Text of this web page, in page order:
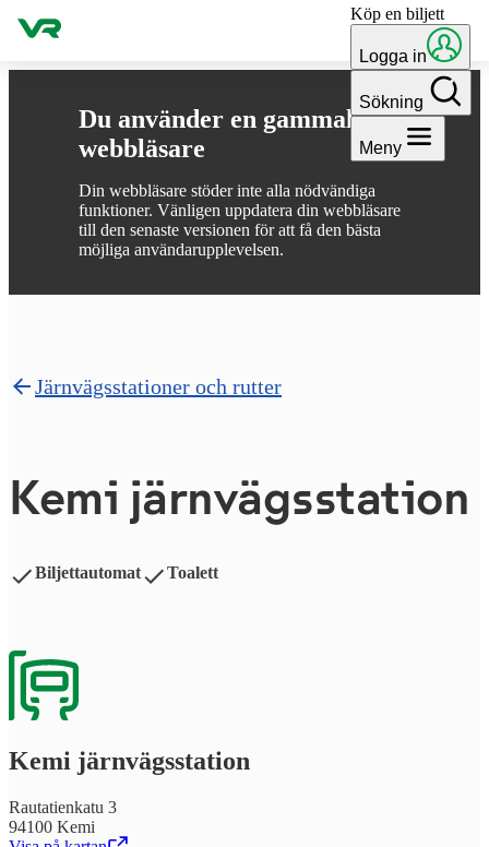
Du använder en gammal
webbläsare
Din webbläsare stöder inte alla nödvändiga
funktioner. Vänligen uppdatera din webbläsare
till den senaste versionen för att få den bästa
möjliga användarupplevelsen.
Gå till innehållet Köp en biljett
Logga in
Sökning
Meny
Järnvägsstationer och rutter
Kemi järn­vägs­sta­tion
Biljettautomat Toalett
Kemi järn­vägs­sta­tion
Rautatienkatu 3
94100 Kemi